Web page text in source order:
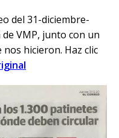
del 31-diciembre-
VMP, junto con un
hicieron. Haz clic